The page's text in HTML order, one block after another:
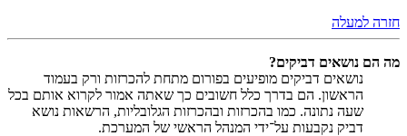
חזרה למעלה
מה הם נושאים דביקים?
נושאים דביקים מופיעים בפורום מתחת להכרזות ורק בעמוד
הראשון. הם בדרך כלל חשובים כך שאתה אמור לקרוא אותם בכל
שעה נתונה. כמו בהכרזות ובהכרזות הגלובליות, הרשאות נושא
דביק נקבעות על־ידי המנהל הראשי של המערכת.